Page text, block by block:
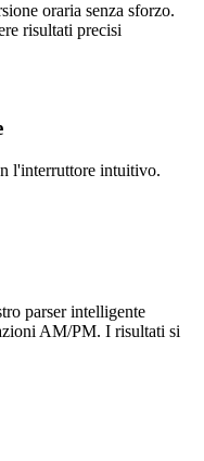
oraria senza sforzo.
risultati precisi
l'interruttore intuitivo.
parser intelligente
AM/PM. I risultati si